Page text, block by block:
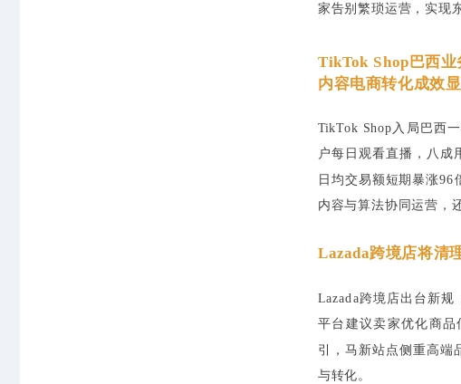
家告别繁琐运营，实现
TikTok Shop巴西业
内容电商转化成效
TikTok Shop入局巴西
户每日观看直播，八成
日均交易额短期暴涨96
内容与算法协同运营，
Lazada跨境店将清
Lazada跨境店出台新规
平台建议卖家优化商
引，马新站点侧重高端
与转化。